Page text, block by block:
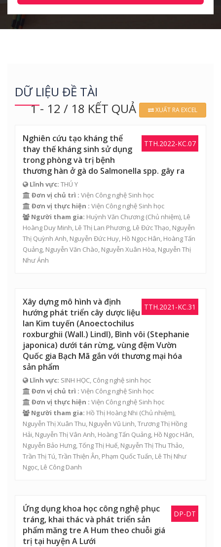
DỮ LIỆU ĐỀ TÀI
1 - 12 / 18 KẾT QUẢ
XUẤT RA EXCEL
TTH.2022-KC.07
Nghiên cứu tạo kháng thể
thay thế kháng sinh sử dụng
trong phòng và trị bệnh
thương hàn ở gà do Salmonella spp. gây ra
Lĩnh vực: THÚ Y
Đơn vị chủ trì : Viện Công nghệ Sinh học
Đơn vị thực hiện : Viện Công nghệ Sinh học
Người tham gia: Huỳnh Văn Chương (Chủ nhiệm), Lê
Hoàng Duy Minh, Lê Thị Lan Phương, Lê Đức Thạo, Nguyễn
Thị Quỳnh Anh, Nguyễn Đức Huy, Hồ Ngọc Hân, Hoàng Tấn
Quảng, Nguyễn Văn Chào, Nguyễn Xuân Hòa, Nguyễn Thị
Như Ánh
TTH.2021-KC.31
Xây dựng mô hình và định
hướng phát triển cây dược liệu
lan Kim tuyến (Anoectochilus
roxburghii (Wall.) Lindl), Bình vôi (Stephanie
japonica) dưới tán rừng, vùng đệm Vườn
Quốc gia Bạch Mã gắn với thương mại hóa
sản phẩm
Lĩnh vực: SINH HỌC, Công nghệ sinh học
Đơn vị chủ trì : Viện Công nghệ Sinh học
Đơn vị thực hiện : Viện Công nghệ Sinh học
Người tham gia: Hồ Thị Hoàng Nhi (Chủ nhiệm),
Nguyễn Thị Xuân Thu, Nguyễn Vũ Linh,Trương Thị Hồng
Hải, Nguyễn Thị Vân Anh, Hoàng Tấn Quảng, Hồ Ngọc Hân,
Nguyễn Bảo Hưng,Tống Thị Huế, Nguyễn Thị Thu Thảo,
Trần Thị Tú, Trần Thiện Ân, Phạm Quốc Tuấn, Lê Thị Như
Ngọc, Lê Công Danh
DP-DT
Ứng dụng khoa học công nghệ phục
tráng, khai thác và phát triển sản
phẩm măng tre A Hum theo chuỗi giá
trị tại huyện A Lưới